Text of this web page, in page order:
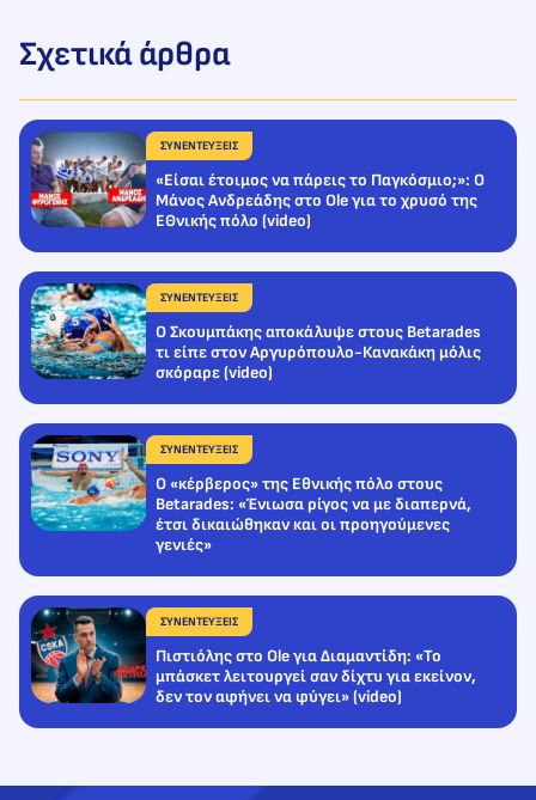
Σχετικά άρθρα
ΣΥΝΕΝΤΕΥΞΕΙΣ
«Είσαι έτοιμος να πάρεις το Παγκόσμιο;»: Ο
Μάνος Ανδρεάδης στο Ole για το χρυσό της
ΕΘνικής πόλο (video)
ΣΥΝΕΝΤΕΥΞΕΙΣ
Ο Σκουμπάκης αποκάλυψε στους Betarades
τι είπε στον Αργυρόπουλο-Κανακάκη μόλις
σκόραρε (video)
ΣΥΝΕΝΤΕΥΞΕΙΣ
Ο «κέρβερος» της Εθνικής πόλο στους
Betarades: «Ένιωσα ρίγος να με διαπερνά,
έτσι δικαιώθηκαν και οι προηγούμενες
γενιές»
ΣΥΝΕΝΤΕΥΞΕΙΣ
Πιστιόλης στο Ole για Διαμαντίδη: «Το
μπάσκετ λειτουργεί σαν δίχτυ για εκείνον,
δεν τον αφήνει να φύγει» (video)